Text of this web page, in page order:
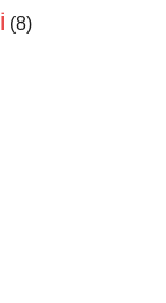
(8)